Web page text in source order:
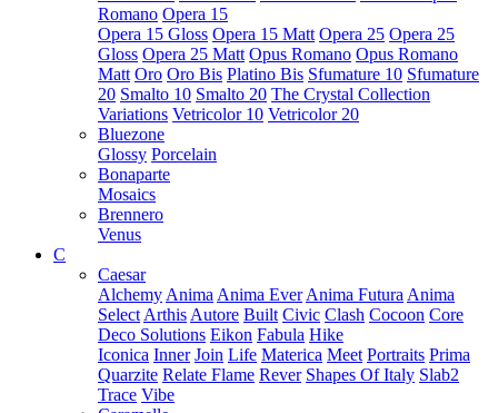
Romano Opera 15
Opera 15 Gloss Opera 15 Matt Opera 25 Opera 25
Gloss Opera 25 Matt Opus Romano Opus Romano
Matt Oro Oro Bis Platino Bis Sfumature 10 Sfumature
20 Smalto 10 Smalto 20 The Crystal Collection
Variations Vetricolor 10 Vetricolor 20
Bluezone
Glossy Porcelain
Bonaparte
Mosaics
Brennero
Venus
C
Caesar
Alchemy Anima Anima Ever Anima Futura Anima
Select Arthis Autore Built Civic Clash Cocoon Core
Deco Solutions Eikon Fabula Hike
Iconica Inner Join Life Materica Meet Portraits Prima
Quarzite Relate Flame Rever Shapes Of Italy Slab2
Trace Vibe